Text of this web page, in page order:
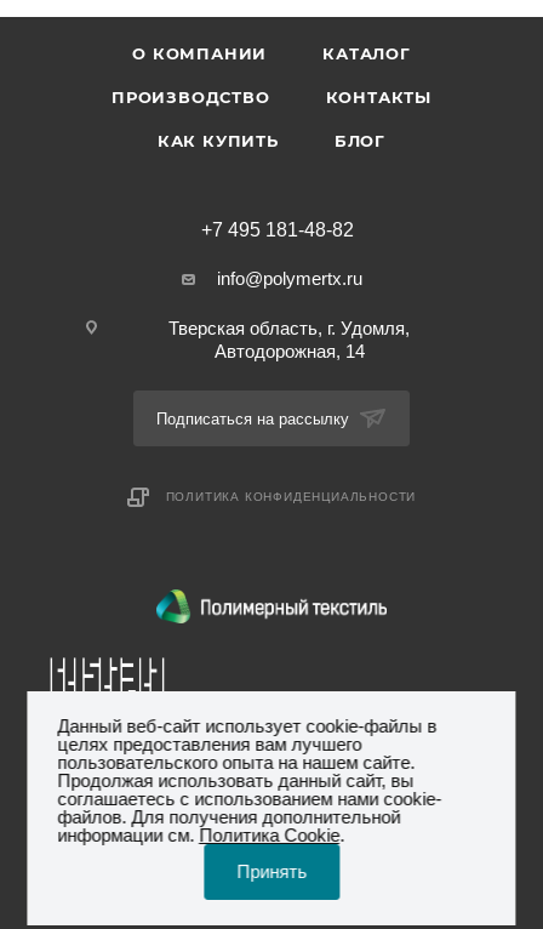
О КОМПАНИИ КАТАЛОГ
ПРОИЗВОДСТВО КОНТАКТЫ
КАК КУПИТЬ БЛОГ
+7 495 181-48-82
info@polymertx.ru
Тверская область, г. Удомля,
Автодорожная, 14
Подписаться на рассылку
ПОЛИТИКА КОНФИДЕНЦИАЛЬНОСТИ
7736239425, КПП: 773601001, ОГРН: 1157746306596,
адрес:119261, г. Москва, ул.Панферова, дом 3, кв.68
Данный веб-сайт использует cookie-файлы в
целях предоставления вам лучшего
пользовательского опыта на нашем сайте.
Продолжая использовать данный сайт, вы
соглашаетесь с использованием нами cookie-
файлов. Для получения дополнительной
информации см. Политика Cookie.
Принять